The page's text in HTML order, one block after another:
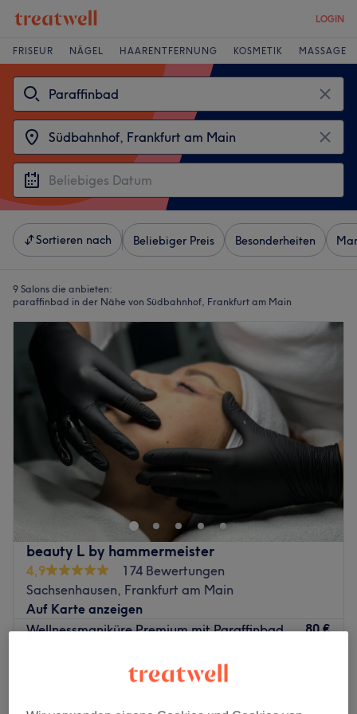
LOGIN
FRISEUR NÄGEL HAARENTFERNUNG KOSMETIK MASSAGE
Sortieren nach Beliebiger Preis Besonderheiten
9 Salons die anbieten:
paraffinbad in der Nähe von Südbahnhof, Frankfurt am Main
beauty L by hammermeister
4,9
174 Bewertungen
Sachsenhausen, Frankfurt am Main
Auf Karte anzeigen
Wellnessmaniküre Premium mit Paraffinbad
80 €
Schnellansicht Saloninfos